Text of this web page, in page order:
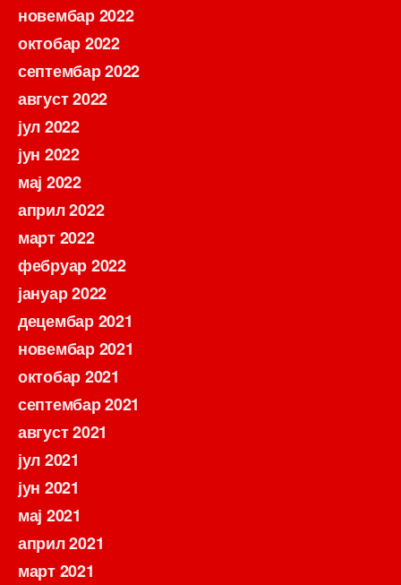
новембар 2022
октобар 2022
септембар 2022
август 2022
јул 2022
јун 2022
мај 2022
април 2022
март 2022
фебруар 2022
јануар 2022
децембар 2021
новембар 2021
октобар 2021
септембар 2021
август 2021
јул 2021
јун 2021
мај 2021
април 2021
март 2021